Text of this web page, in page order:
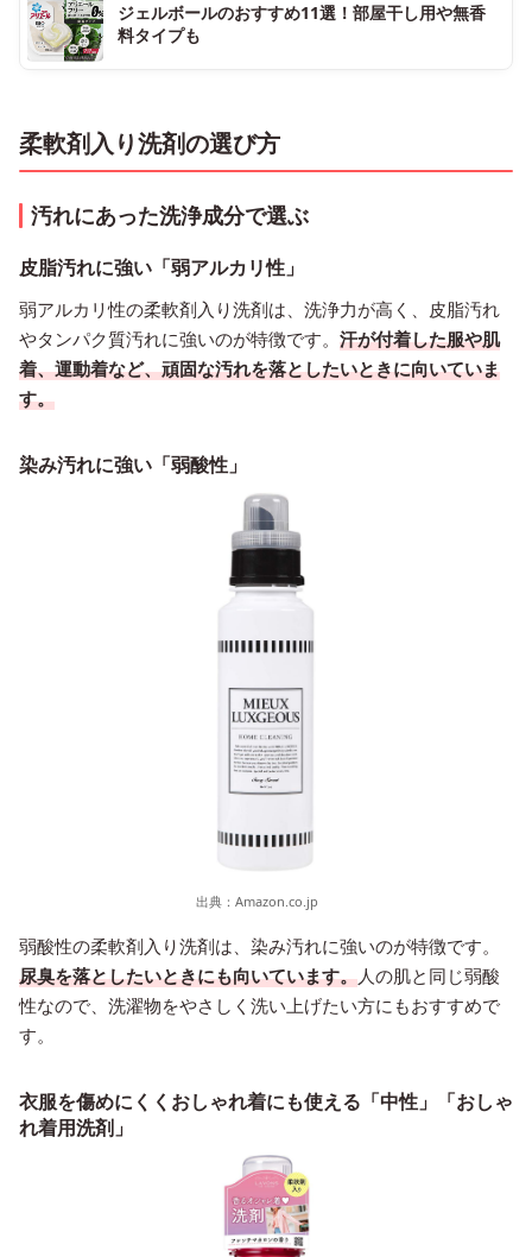
ジェルボールのおすすめ11選！部屋干し用や無香
料タイプも
柔軟剤入り洗剤の選び方
汚れにあった洗浄成分で選ぶ
皮脂汚れに強い「弱アルカリ性」
弱アルカリ性の柔軟剤入り洗剤は、洗浄力が高く、皮脂汚れ
やタンパク質汚れに強いのが特徴です。 汗が付着した服や肌
着、運動着など、頑固な汚れを落としたいときに向いていま
す。
染み汚れに強い「弱酸性」
出典： Amazon.co.jp
弱酸性の柔軟剤入り洗剤は、染み汚れに強いのが特徴です。
尿臭を落としたいときにも向いています。人の肌と同じ弱酸
性なので、洗濯物をやさしく洗い上げたい方にもおすすめで
す。
衣服を傷めにくくおしゃれ着にも使える「中性」「おしゃ
れ着用洗剤」